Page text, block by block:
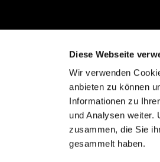
Diese Webseite
Wir verwenden
anbieten zu können
Informationen zu
und Analysen weiter.
zusammen, die Sie
gesammelt haben.
NRW 50374